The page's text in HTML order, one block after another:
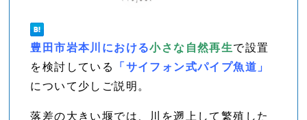
豊田市岩本川における小さな自然再生で設置
を検討している
「サイフォン式パイプ魚道」
について少しご説明。
落差の大きい堰では、川を遡上して繁殖した